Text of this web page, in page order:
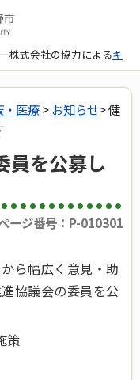
株式会社の協力によるキ
・医療>お知らせ> 健
員を公募し
ージ番号：P-010301
ら幅広く意見・助
協議会の委員を公
策